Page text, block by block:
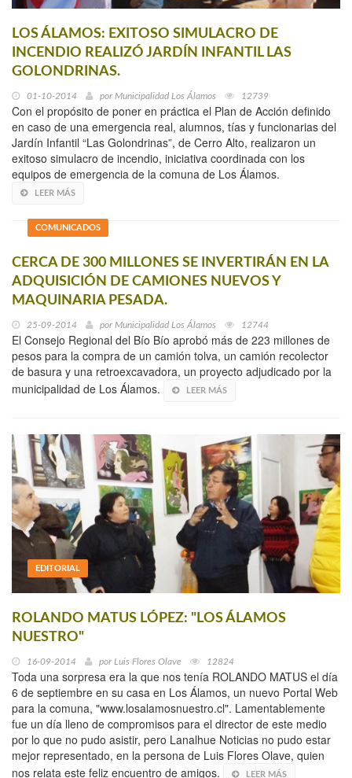
LOS ÁLAMOS: EXITOSO SIMULACRO DE
INCENDIO REALIZÓ JARDÍN INFANTIL LAS
GOLONDRINAS.
01-10-2014 por Municipalidad Los Álamos 12739
Con el propósito de poner en práctica el Plan de Acción definido
en caso de una emergencia real, alumnos, tías y funcionarias del
Jardín Infantil “Las Golondrinas”, de Cerro Alto, realizaron un
exitoso simulacro de incendio, iniciativa coordinada con los
equipos de emergencia de la comuna de Los Álamos.
LEER MÁS
COMUNICADOS
CERCA DE 300 MILLONES SE INVERTIRÁN EN LA
ADQUISICIÓN DE CAMIONES NUEVOS Y
MAQUINARIA PESADA.
25-09-2014 por Municipalidad Los Álamos 12744
El Consejo Regional del Bío Bío aprobó más de 223 millones de
pesos para la compra de un camión tolva, un camión recolector
de basura y una retroexcavadora, un proyecto adjudicado por la
municipalidad de Los Álamos.
LEER MÁS
EDITORIAL
ROLANDO MATUS LÓPEZ: "LOS ÁLAMOS
NUESTRO"
16-09-2014 por Luis Flores Olave 12824
Toda una sorpresa era la que nos tenía ROLANDO MATUS el día
6 de septiembre en su casa en Los Álamos, un nuevo Portal Web
para la comuna, "www.losalamosnuestro.cl". Lamentablemente
fue un día lleno de compromisos para el director de este medio
por lo que no pudo asistir, pero Lanalhue Noticias no pudo estar
mejor representado, en la persona de Luis Flores Olave, quien
nos relata este feliz encuentro de amigos.
LEER MÁS